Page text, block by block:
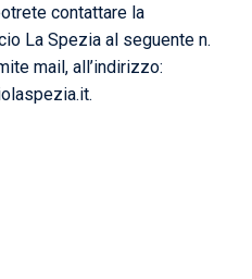
contattare la
La Spezia al seguente n.
mail, all’indirizzo: